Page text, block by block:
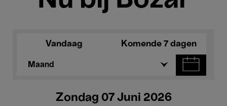
Vandaag Komende 7 dagen
Maand
Zondag 07 Juni 2026